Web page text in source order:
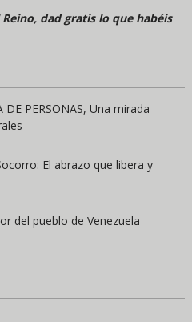
dad gratis lo que habéis
DE PERSONAS, Una mirada
El abrazo que libera y
del pueblo de Venezuela